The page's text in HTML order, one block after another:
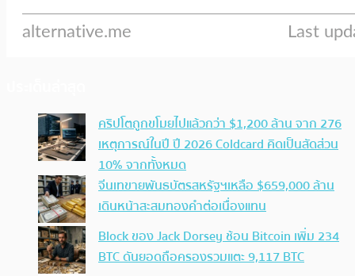
คริปโตถูกขโมยไปแล้วกว่า $1,200 ล้าน จาก 276
เหตุการณ์ในปี ปี 2026 Coldcard คิดเป็นสัดส่วน
10% จากทั้งหมด
จีนเทขายพันธบัตรสหรัฐฯเหลือ $659,000 ล้าน
เดินหน้าสะสมทองคำต่อเนื่องแทน
Block ของ Jack Dorsey ช้อน Bitcoin เพิ่ม 234
BTC ดันยอดถือครองรวมแตะ 9,117 BTC